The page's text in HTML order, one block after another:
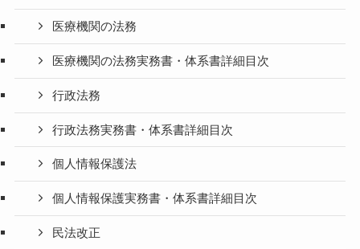
医療機関の法務
医療機関の法務実務書・体系書詳細目次
行政法務
行政法務実務書・体系書詳細目次
個人情報保護法
個人情報保護実務書・体系書詳細目次
民法改正